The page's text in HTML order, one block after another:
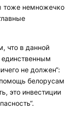
тоже немножечко
что в данной
единственным
не должен“:
белорусам
это инвестиции